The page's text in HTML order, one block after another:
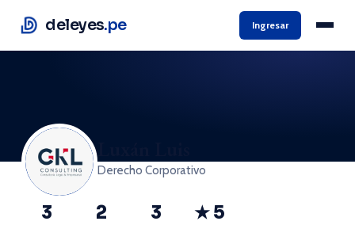
deleyes.pe Ingresar
Luxán Luis
Derecho Corporativo
3 2 3 ★ 5